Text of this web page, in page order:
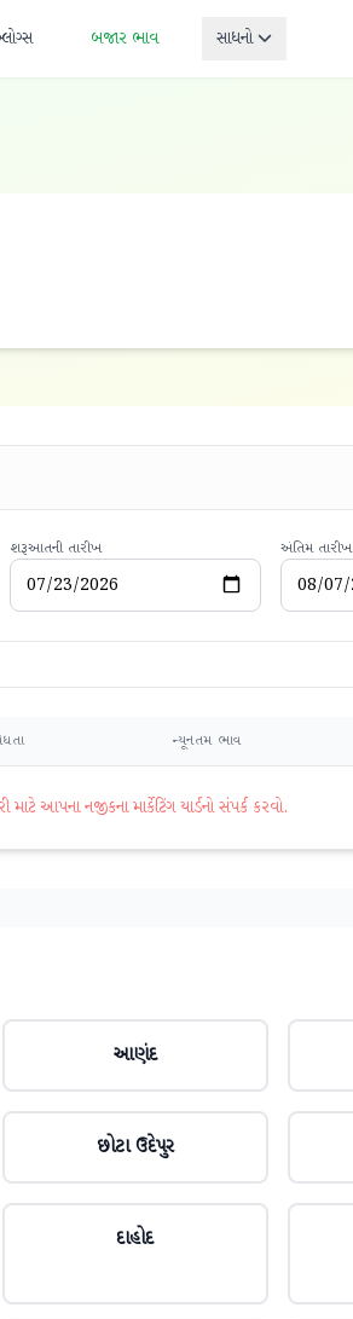
બજાર ભાવ સાધનો
શરૂઆતની તારીખ અંતિમ તારીખ
ન્યૂનતમ ભાવ
નજીકના માર્કેટિંગ યાર્ડનો સંપર્ક કરવો.
આણંદ
છોટા ઉદેપુર
દાહોદ